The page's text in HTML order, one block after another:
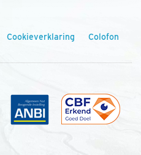
Cookieverklaring Colofon